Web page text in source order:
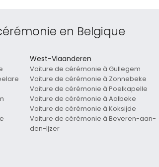
en Belgique
West-Vlaanderen
Voiture de cérémonie à Gullegem
Voiture de cérémonie à Zonnebeke
Voiture de cérémonie à Poelkapelle
Voiture de cérémonie à Aalbeke
Voiture de cérémonie à Koksijde
Voiture de cérémonie à Beveren-aan-
den-Ijzer